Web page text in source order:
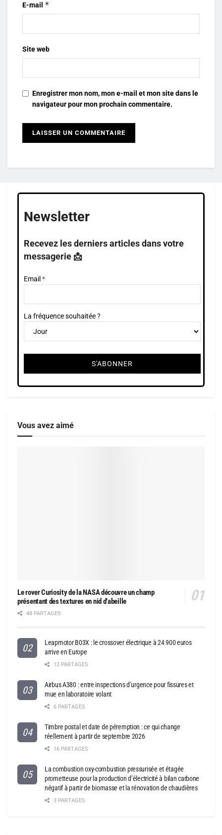
E-mail *
Site web
Enregistrer mon nom, mon e-mail et mon site dans le
navigateur pour mon prochain commentaire.
Newsletter
Recevez les derniers articles dans votre
messagerie 📩
Email
La fréquence souhaitée ?
Vous avez aimé
Le rover Curiosity de la NASA découvre un champ
présentant des textures en nid d’abeille
48 PARTAGES
Leapmotor B03X : le crossover électrique à 24 900 euros
arrive en Europe
12 PARTAGES
Airbus A380 : entre inspections d’urgence pour fissures et
mue en laboratoire volant
6 PARTAGES
Timbre postal et date de péremption : ce qui change
réellement à partir de septembre 2026
16 PARTAGES
La combustion oxy-combustion pressurisée et étagée
prometteuse pour la production d’électricité à bilan carbone
négatif à partir de biomasse et la rénovation de chaudières
3 PARTAGES